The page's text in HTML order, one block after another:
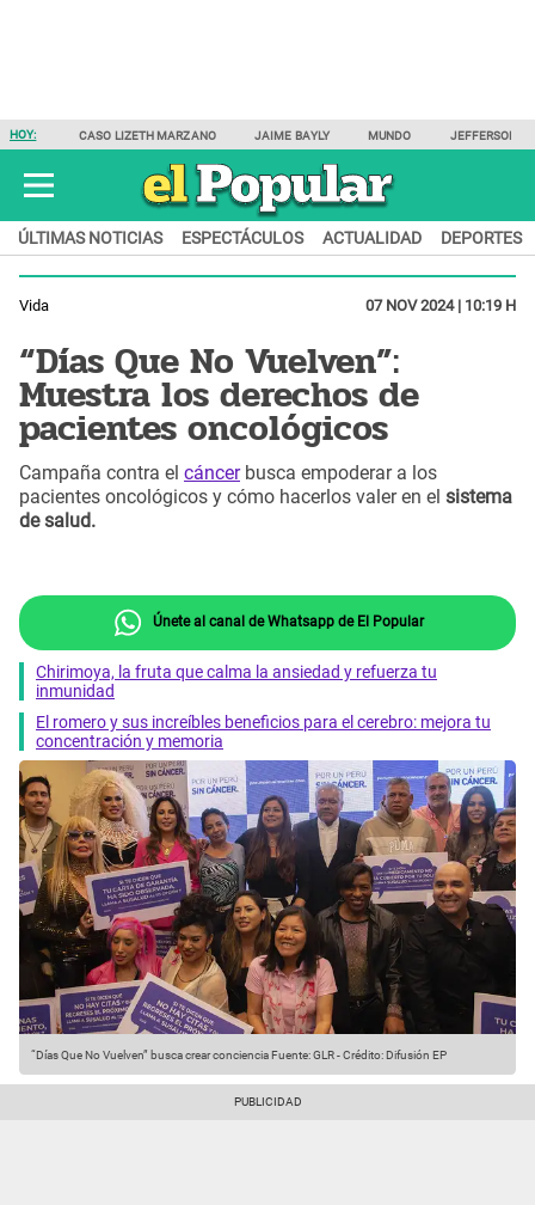
HOY: CASO LIZETH MARZANO JAIME BAYLY MUNDO JEFFERSON
ÚLTIMAS NOTICIAS ESPECTÁCULOS ACTUALIDAD DEPORTES
Vida 07 NOV 2024 | 10:19 H
“Días Que No Vuelven”:
Muestra los derechos de
pacientes oncológicos
Campaña contra el cáncerbusca empoderar a los
pacientes oncológicos y cómo hacerlos valer en el sistema
de salud.
Únete al canal de Whatsapp de El Popular
Chirimoya, la fruta que calma la ansiedad y refuerza tu
inmunidad
El romero y sus increíbles beneficios para el cerebro: mejora tu
concentración y memoria
“Días Que No Vuelven” busca crear concienciaFuente: GLR-Crédito: Difusión EP